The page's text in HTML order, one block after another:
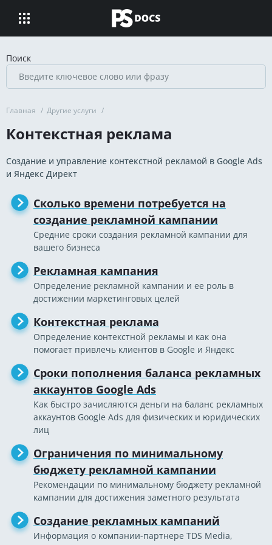
Поиск
Главная / Другие услуги /
Контекстная реклама
Создание и управление контекстной рекламой в Google Ads
и Яндекс Директ
Сколько времени потребуется на
создание рекламной кампании
Средние сроки создания рекламной кампании для
вашего бизнеса
Рекламная кампания
Определение рекламной кампании и ее роль в
достижении маркетинговых целей
Контекстная реклама
Определение контекстной рекламы и как она
помогает привлечь клиентов в Google и Яндекс
Сроки пополнения баланса рекламных
аккаунтов Google Ads
Как быстро зачисляются деньги на баланс рекламных
аккаунтов Google Ads для физических и юридических
лиц
Ограничения по минимальному
бюджету рекламной кампании
Рекомендации по минимальному бюджету рекламной
кампании для достижения заметного результата
Создание рекламных кампаний
Информация о компании-партнере TDS Media,